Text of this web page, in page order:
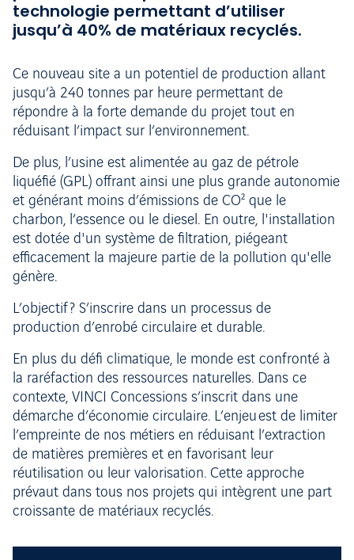
technologie permettant d’utiliser
jusqu’à 40% de matériaux recyclés.
Ce nouveau site a un potentiel de production allant
jusqu’à 240 tonnes par heure permettant de
répondre à la forte demande du projet tout en
réduisant l’impact sur l’environnement.
De plus, l’usine est alimentée au gaz de pétrole
liquéfié (GPL) offrant ainsi une plus grande autonomie
et générant moins d’émissions de CO² que le
charbon, l’essence ou le diesel. En outre, l'installation
est dotée d'un système de filtration, piégeant
efficacement la majeure partie de la pollution qu'elle
génère.
L’objectif ? S’inscrire dans un processus de
production d’enrobé circulaire et durable.
En plus du défi climatique, le monde est confronté à
la raréfaction des ressources naturelles. Dans ce
contexte, VINCI Concessions s’inscrit dans une
démarche d’économie circulaire. L’enjeu est de limiter
l’empreinte de nos métiers en réduisant l’extraction
de matières premières et en favorisant leur
réutilisation ou leur valorisation. Cette approche
prévaut dans tous nos projets qui intègrent une part
croissante de matériaux recyclés.